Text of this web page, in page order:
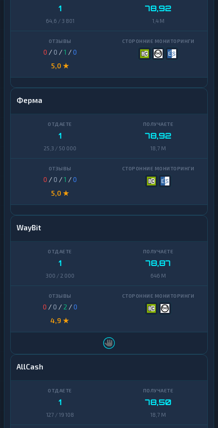
1
64,6 / 3 801
78,92
1,4 M
0 / 0 /1 /0
5,0 ★
Ферма
1
25,3 / 50 000
78,92
18,7 M
0 / 0 /1 /0
5,0 ★
WayBit
1
300 / 2 000
78,87
646 M
0 / 0 / 2 /0
4,9 ★
AllCash
1
127 / 19 108
78,50
18,7 M